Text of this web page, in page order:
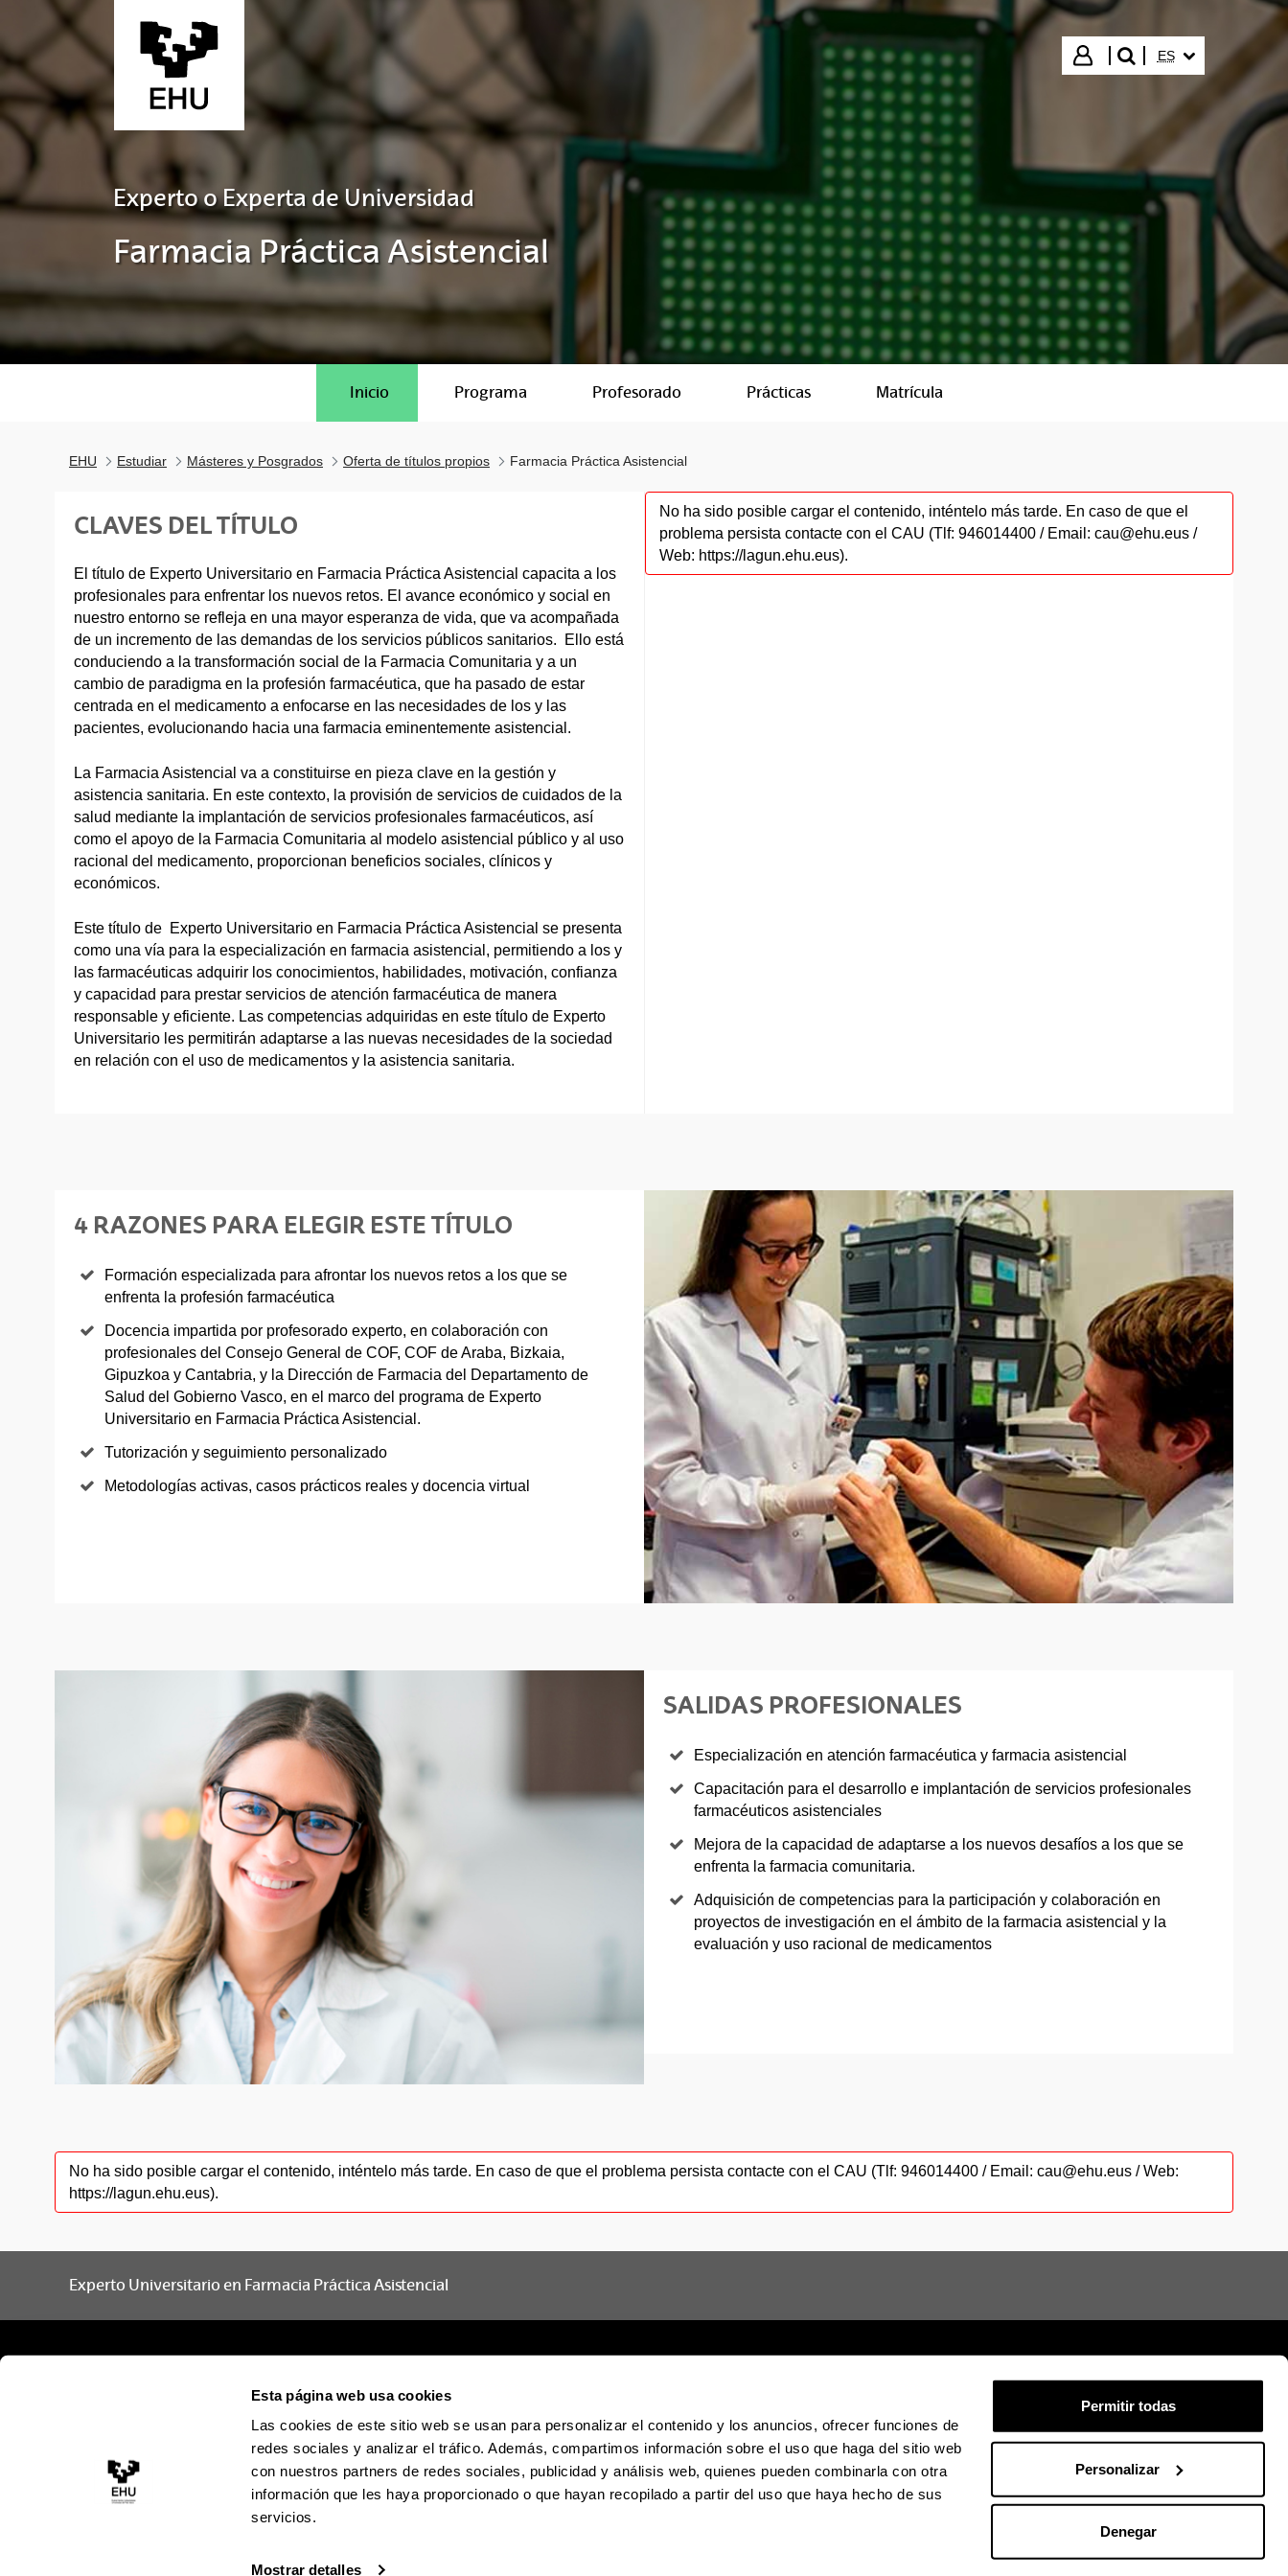
Esta página web usa cookies
Las cookies de este sitio web se usan para personalizar el contenido y los anuncios, ofrecer funciones de
redes sociales y analizar el tráfico. Además, compartimos información sobre el uso que haga del sitio web
con nuestros partners de redes sociales, publicidad y análisis web, quienes pueden combinarla con otra
información que les haya proporcionado o que hayan recopilado a partir del uso que haya hecho de sus
servicios.
Mostrar detalles
Permitir todas
Personalizar
Denegar
Saltar al contenido principal
Iniciar sesión
buscar"
IDIOMA
ES
Experto o Experta de Universidad
Farmacia Práctica Asistencial
Inicio Programa Profesorado Prácticas Matrícula
EHU Estudiar Másteres y Posgrados Oferta de títulos propios Farmacia Práctica Asistencial
CLAVES DEL TÍTULO
El título de Experto Universitario en Farmacia Práctica Asistencial capacita a los
profesionales para enfrentar los nuevos retos. El avance económico y social en
nuestro entorno se refleja en una mayor esperanza de vida, que va acompañada
de un incremento de las demandas de los servicios públicos sanitarios. Ello está
conduciendo a la transformación social de la Farmacia Comunitaria y a un
cambio de paradigma en la profesión farmacéutica, que ha pasado de estar
centrada en el medicamento a enfocarse en las necesidades de los y las
pacientes, evolucionando hacia una farmacia eminentemente asistencial.
La Farmacia Asistencial va a constituirse en pieza clave en la gestión y
asistencia sanitaria. En este contexto, la provisión de servicios de cuidados de la
salud mediante la implantación de servicios profesionales farmacéuticos, así
como el apoyo de la Farmacia Comunitaria al modelo asistencial público y al uso
racional del medicamento, proporcionan beneficios sociales, clínicos y
económicos.
Este título de Experto Universitario en Farmacia Práctica Asistencial se presenta
como una vía para la especialización en farmacia asistencial, permitiendo a los y
las farmacéuticas adquirir los conocimientos, habilidades, motivación, confianza
y capacidad para prestar servicios de atención farmacéutica de manera
responsable y eficiente. Las competencias adquiridas en este título de Experto
Universitario les permitirán adaptarse a las nuevas necesidades de la sociedad
en relación con el uso de medicamentos y la asistencia sanitaria.
No ha sido posible cargar el contenido, inténtelo más tarde. En caso de que el
problema persista contacte con el CAU (Tlf: 946014400 / Email: cau@ehu.eus /
Web: https://lagun.ehu.eus).
4 RAZONES PARA ELEGIR ESTE TÍTULO
Formación especializada para afrontar los nuevos retos a los que se
enfrenta la profesión farmacéutica
Docencia impartida por profesorado experto, en colaboración con
profesionales del Consejo General de COF, COF de Araba, Bizkaia,
Gipuzkoa y Cantabria, y la Dirección de Farmacia del Departamento de
Salud del Gobierno Vasco, en el marco del programa de Experto
Universitario en Farmacia Práctica Asistencial.
Tutorización y seguimiento personalizado
Metodologías activas, casos prácticos reales y docencia virtual
SALIDAS PROFESIONALES
Especialización en atención farmacéutica y farmacia asistencial
Capacitación para el desarrollo e implantación de servicios profesionales
farmacéuticos asistenciales
Mejora de la capacidad de adaptarse a los nuevos desafíos a los que se
enfrenta la farmacia comunitaria.
Adquisición de competencias para la participación y colaboración en
proyectos de investigación en el ámbito de la farmacia asistencial y la
evaluación y uso racional de medicamentos
No ha sido posible cargar el contenido, inténtelo más tarde. En caso de que el problema persista contacte con el CAU (Tlf: 946014400 / Email: cau@ehu.eus / Web:
https://lagun.ehu.eus).
Experto Universitario en Farmacia Práctica Asistencial
Sede electrónica Accesibilidad Información legal Mapa Ayuda Contacto
La EHU en TiktokLa EHU en BlueskyLa EHU en FacebookLa EHU en LinkedinLa EHU en Instagram
La EHU en Youtube
La EHU en VimeoLa EHU en Flickr